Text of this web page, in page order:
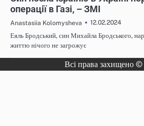
операції в Газі, – ЗМІ
Anastasiia Kolomysheva
12.02.2024
Еяль Бродський, син Михайла Бродського,
життю нічого не загрожує
Всі права захищено